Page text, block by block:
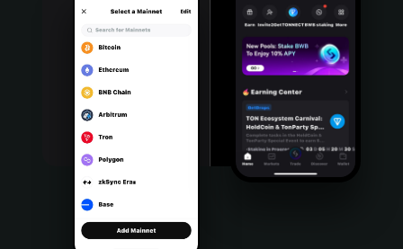
Português (Portugal)
Bahasa Indonesia
Português (Brasil)
Español (Argentina)